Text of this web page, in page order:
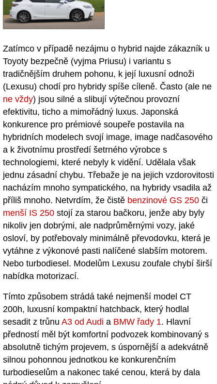
Zatímco v případě nezájmu o hybrid najde zákazník u
Toyoty bezpečně (vyjma Priusu) i variantu s
tradičnějším druhem pohonu, k její luxusní odnoži
(Lexusu) chodí pro hybridy spíše cíleně. Často (ale ne
ne vždy) jsou silné a slibují výtečnou provozní
efektivitu, ticho a mimořádný luxus. Japonská
konkurence pro prémiové soupeře postavila na
hybridních modelech svojí image, image nadčasového
a k životnímu prostředí šetrného výrobce s
technologiemi, které nebyly k vidění. Udělala však
jednu zásadní chybu. Třebaže je na jejich vzdorovitosti
nacházím mnoho sympatického, na hybridy vsadila až
příliš mnoho. Netvrdím, že čistě benzinové GS 250 či
menší IS 250 stojí za starou bačkoru, jenže aby byly
nikoliv jen dobrými, ale nadprůměrnými vozy, jaké
osloví, by potřebovaly minimálně převodovku, která je
vytáhne z výkonové pasti nalíčené slabším motorem.
Nebo turbodiesel. Modelům Lexusu zoufale chybí širší
nabídka motorizací.
Tímto způsobem strádá také nejmenší model CT
200h, luxusní kompaktní hatchback, který hodlal
sesadit z trůnu A3 od Audi a BMW řady 1. Hlavní
předností měl být komfortní podvozek kombinovaný s
absolutně tichým projevem, s úspornější a adekvátně
silnou pohonnou jednotkou ke konkurenčním
turbodieselům a nakonec také cenou, která by dala